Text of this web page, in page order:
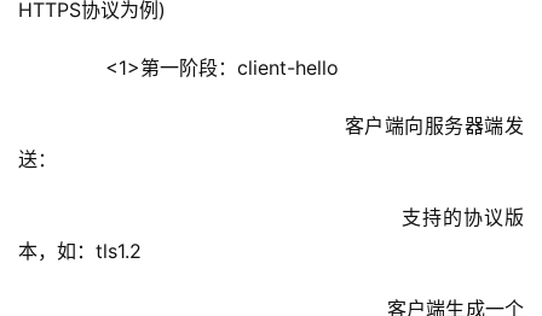
HTTPS协议为例)
<1>第一阶段：client-hello
送：
本，如：tls1.2